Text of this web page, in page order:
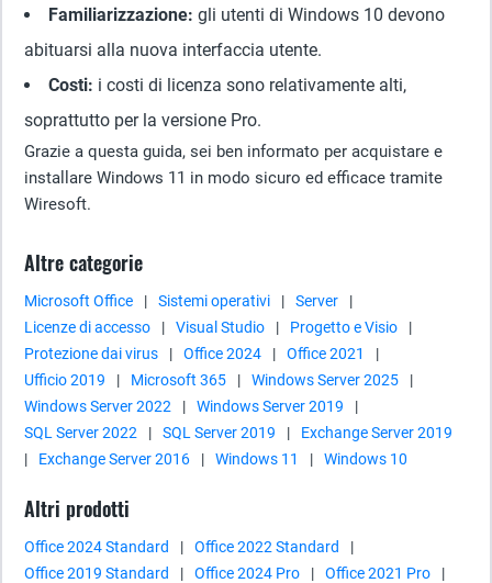
Familiarizzazione: gli utenti di Windows 10 devono
abituarsi alla nuova interfaccia utente.
Costi: i costi di licenza sono relativamente alti,
soprattutto per la versione Pro.
Grazie a questa guida, sei ben informato per acquistare e
installare Windows 11 in modo sicuro ed efficace tramite
Wiresoft.
Altre categorie
Microsoft Office | Sistemi operativi | Server
|
Licenze di accesso
| Visual Studio | Progetto e Visio
|
Protezione dai virus
| Office 2024 | Office 2021
|
Ufficio 2019
| Microsoft 365 | Windows Server 2025
|
Windows Server 2022
| Windows Server 2019
|
SQL Server 2022
| SQL Server 2019 |
Exchange Server 2019
|
Exchange Server 2016 | Windows 11 | Windows 10
Altri prodotti
Office 2024 Standard | Office 2022 Standard
|
Office 2019 Standard
| Office 2024 Pro | Office 2021 Pro
|